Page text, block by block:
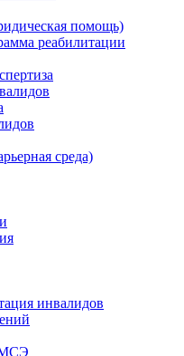
помощь)
реабилитации
среда)
инвалидов
МСЭ